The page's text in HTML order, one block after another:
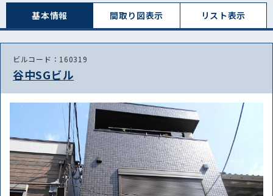
基本情報 間取り図表⽰ リスト表⽰
ビルコード：160319
谷中SGビル